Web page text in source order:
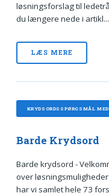
løsningsforslag til
du længere nede i artikl...
LÆS MERE
KRYDSORDSSPØRGSMÅL MED
Barde Krydsord
Barde krydsord -
over
har vi samlet hele 73